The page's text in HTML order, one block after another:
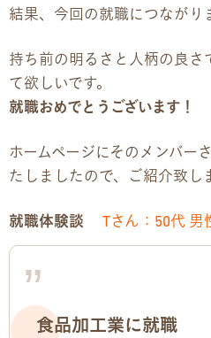
広報チラシ・刊行物
アクセス・ご案
事業所ツアーマップ
Q&A
結果、今回の就職につながり
持ち前の明るさと人柄の良さ
て欲しいです。
就職おめでとうございます！
ホームページにそのメンバー
たしましたので、ご紹介致し
就職体験談 Tさん：50代 男
食品加工業に就職